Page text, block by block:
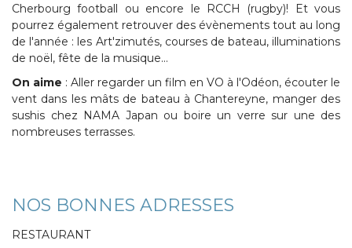
Cherbourg football ou encore le RCCH (rugby)! Et vous
pourrez également retrouver des évènements tout au long
de l'année : les Art'zimutés, courses de bateau, illuminations
de noël, fête de la musique...
On aime : Aller regarder un film en VO à l'Odéon, écouter le
vent dans les mâts de bateau à Chantereyne, manger des
sushis chez NAMA Japan ou boire un verre sur une des
nombreuses terrasses.
NOS BONNES ADRESSES
RESTAURANT